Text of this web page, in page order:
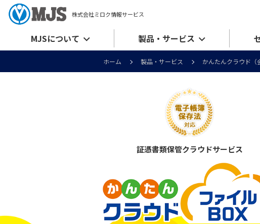
株式会社ミロク情報サービス
MJSについて 製品・サービス
ホーム 製品・サービス かんたんクラウド（
証憑書類保管クラウドサービス